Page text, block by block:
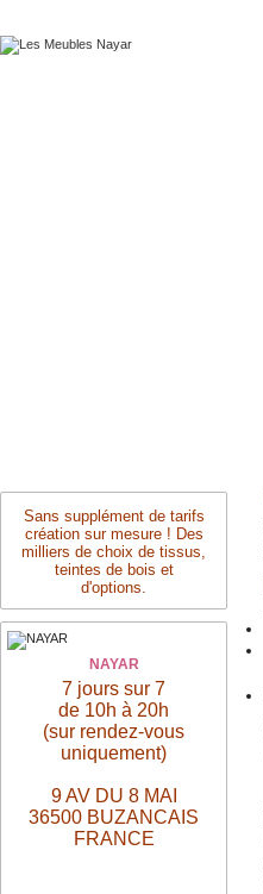
Sans supplément de tarifs
création sur mesure ! Des
milliers de choix de tissus,
teintes de bois et
d'options.
NAYAR
7 jours sur 7
de 10h à 20h
(sur rendez-vous
uniquement)
9 AV DU 8 MAI
36500 BUZANCAIS
FRANCE